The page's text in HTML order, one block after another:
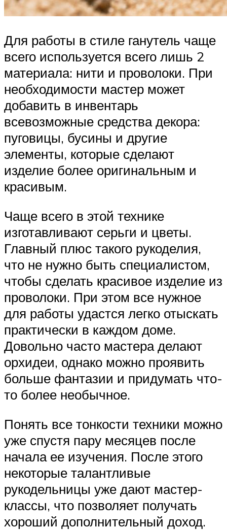
Для работы в стиле ганутель чаще
всего используется всего лишь 2
материала: нити и проволоки. При
необходимости мастер может
добавить в инвентарь
всевозможные средства декора:
пуговицы, бусины и другие
элементы, которые сделают
изделие более оригинальным и
красивым.
Чаще всего в этой технике
изготавливают серьги и цветы.
Главный плюс такого рукоделия,
что не нужно быть специалистом,
чтобы сделать красивое изделие из
проволоки. При этом все нужное
для работы удастся легко отыскать
практически в каждом доме.
Довольно часто мастера делают
орхидеи, однако можно проявить
больше фантазии и придумать что-
то более необычное.
Понять все тонкости техники можно
уже спустя пару месяцев после
начала ее изучения. После этого
некоторые талантливые
рукодельницы уже дают мастер-
классы, что позволяет получать
хороший дополнительный доход.